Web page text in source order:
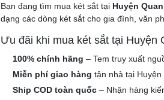
Bạn đang tìm mua két sắt tại Huyện
dạng các dòng két sắt cho gia đình, văn
Ưu đãi khi mua két sắt tại Huyện
100% chính hãng – Tem truy xuất
Miễn phí giao hàng tận nhà tại
Ship COD toàn quốc– Nhận hàng